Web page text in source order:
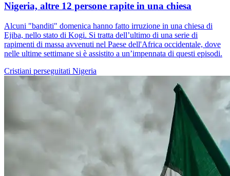
Nigeria, altre 12 persone rapite in una chiesa
Alcuni "banditi" domenica hanno fatto irruzione in una chiesa di
Ejiba, nello stato di Kogi. Si tratta dell’ultimo di una serie di
rapimenti di massa avvenuti nel Paese dell'Africa occidentale, dove
nelle ultime settimane si è assistito a un’impennata di questi episodi.
Cristiani perseguitati Nigeria